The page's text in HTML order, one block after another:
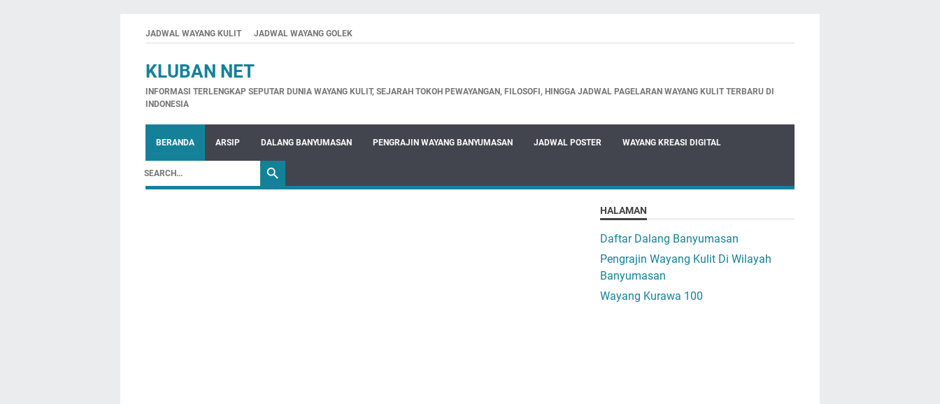
JADWAL WAYANG KULIT JADWAL WAYANG GOLEK
KLUBAN NET
INFORMASI TERLENGKAP SEPUTAR DUNIA WAYANG KULIT, SEJARAH TOKOH PEWAYANGAN, FILOSOFI, HINGGA JADWAL PAGELARAN WAYANG KULIT TERBARU DI
INDONESIA
BERANDA ARSIP DALANG BANYUMASAN PENGRAJIN WAYANG BANYUMASAN JADWAL POSTER WAYANG KREASI DIGITAL
HALAMAN
Daftar Dalang Banyumasan
Pengrajin Wayang Kulit Di Wilayah
Banyumasan
Wayang Kurawa 100